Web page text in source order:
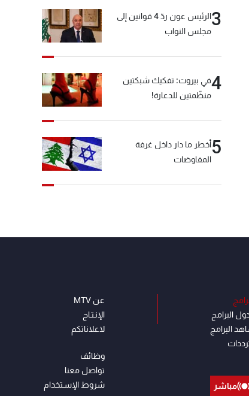
3
الرئيس عون ردّ 4 قوانين إلى
مجلس النواب
4في بيروت: تفكيك شبكتين
منظّمتين للدعارة!
5أخطر ما دار داخل غرفة
المفاوضات
البرامج
البرامج
مباشر
عن MTV
الإنـتـاج
لاعلاناتكم
وظائف
تواصل معنا
شروط الإسـتخدام